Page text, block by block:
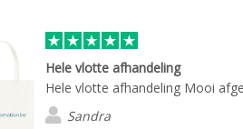
Hele vlotte afhandeling
Hele vlotte afhandeling Mooi
Sandra